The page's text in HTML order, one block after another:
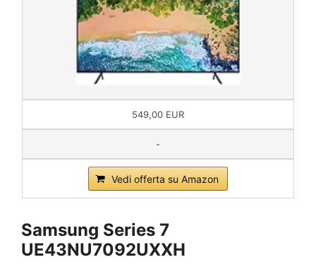
549,00 EUR
-
Vedi offerta su Amazon
Samsung Series 7
UE43NU7092UXXH